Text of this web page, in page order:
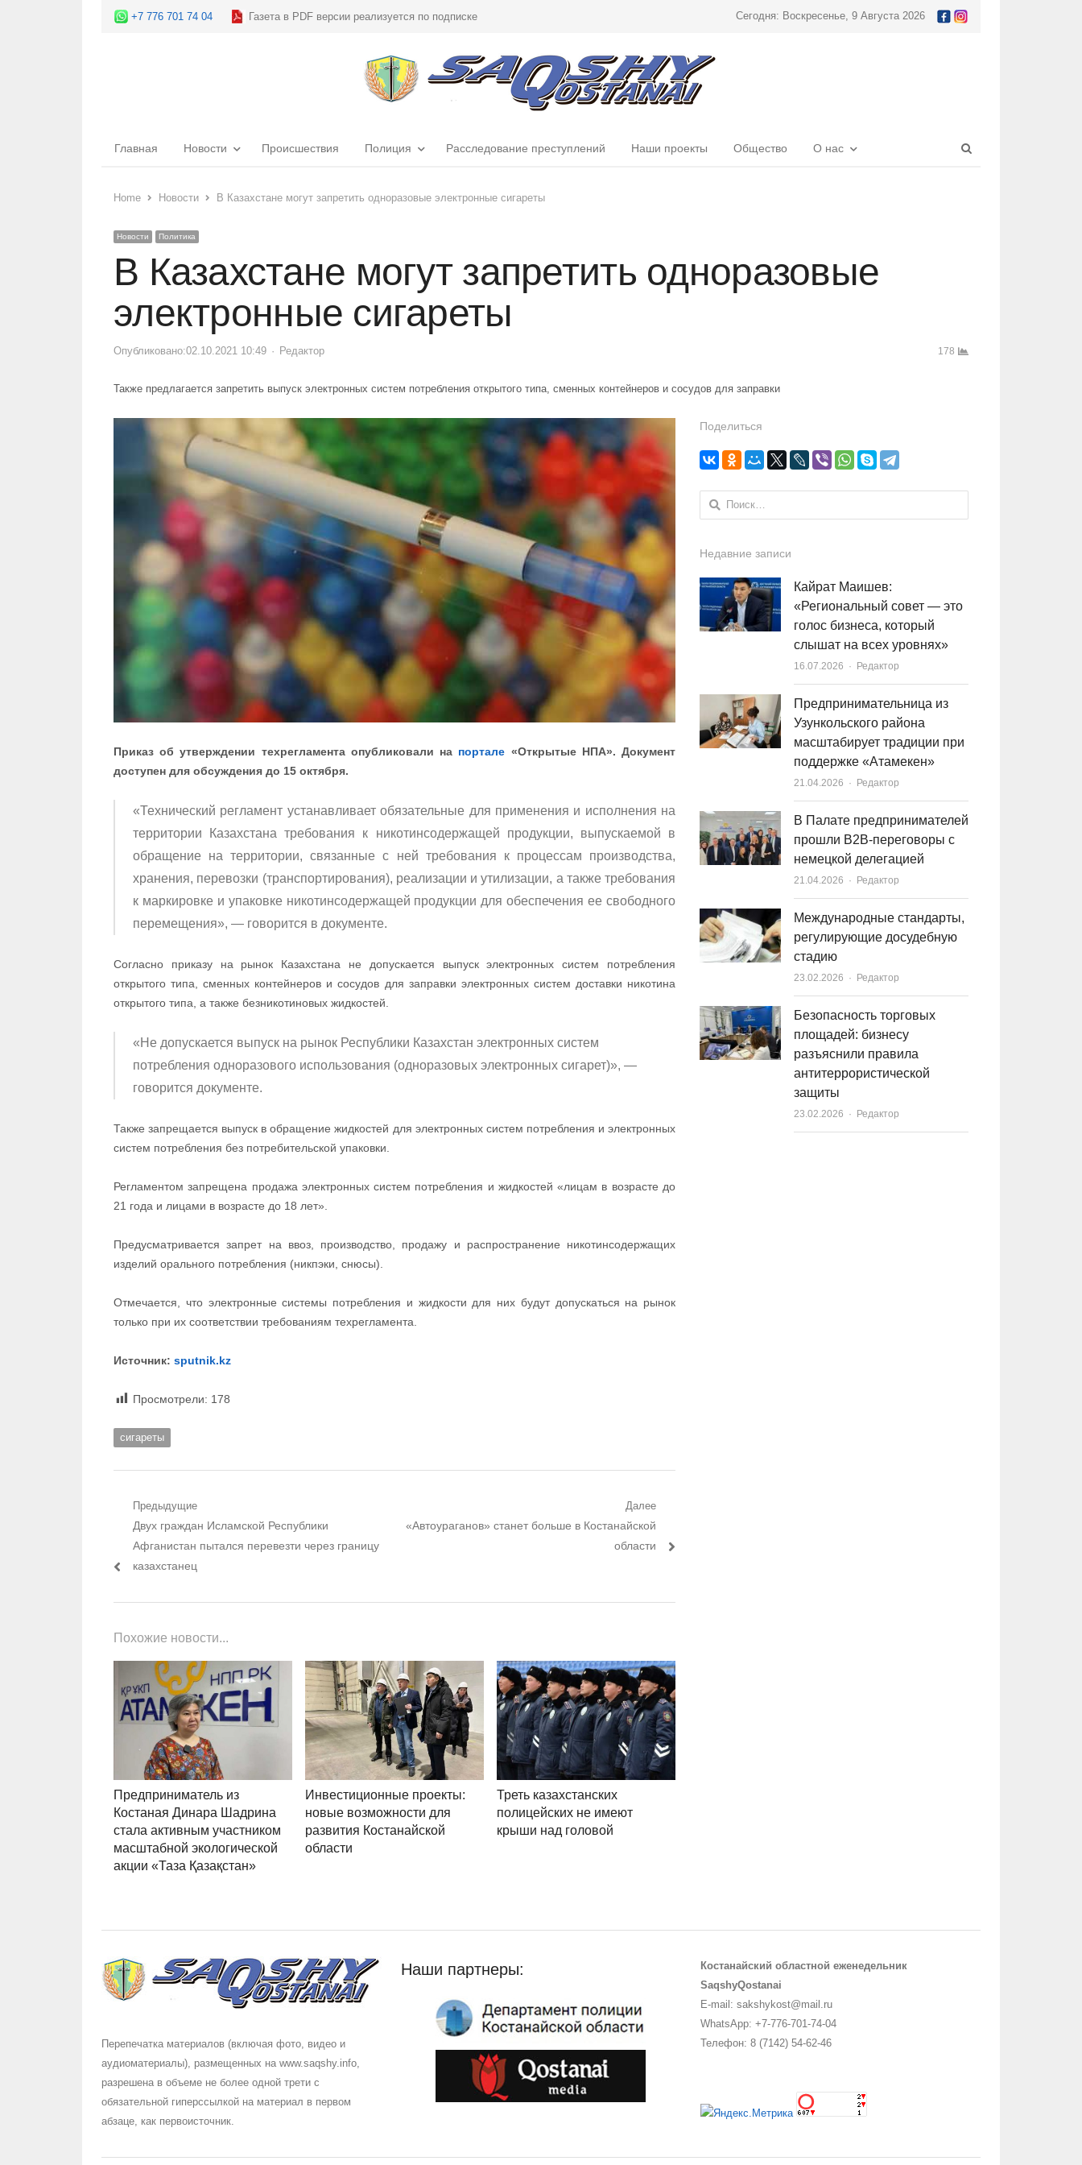
+7 776 701 74 04 Газета в PDF версии реализуется по подписке Сегодня: Воскресенье, 9 Августа 2026
Главная Новости Происшествия Полиция Расследование преступлений Наши проекты Общество О нас
Home
Новости В Казахстане могут запретить одноразовые электронные сигареты
Новости Политика
В Казахстане могут запретить одноразовые
электронные сигареты
Опубликовано:02.10.2021 10:49 Author
Редактор 178
Также предлагается запретить выпуск электронных систем потребления открытого типа, сменных контейнеров и сосудов для заправки
Приказ об утверждении техрегламента опубликовали на портале «Открытые НПА». Документ
доступен для обсуждения до 15 октября.
«Технический регламент устанавливает обязательные для применения и исполнения на
территории Казахстана требования к никотинсодержащей продукции, выпускаемой в
обращение на территории, связанные с ней требования к процессам производства,
хранения, перевозки (транспортирования), реализации и утилизации, а также требования
к маркировке и упаковке никотинсодержащей продукции для обеспечения ее свободного
перемещения», — говорится в документе.
Согласно приказу на рынок Казахстана не допускается выпуск электронных систем потребления
открытого типа, сменных контейнеров и сосудов для заправки электронных систем доставки никотина
открытого типа, а также безникотиновых жидкостей.
«Не допускается выпуск на рынок Республики Казахстан электронных систем
потребления одноразового использования (одноразовых электронных сигарет)», —
говорится документе.
Также запрещается выпуск в обращение жидкостей для электронных систем потребления и электронных
систем потребления без потребительской упаковки.
Регламентом запрещена продажа электронных систем потребления и жидкостей «лицам в возрасте до
21 года и лицами в возрасте до 18 лет».
Предусматривается запрет на ввоз, производство, продажу и распространение никотинсодержащих
изделий орального потребления (никпэки, снюсы).
Отмечается, что электронные системы потребления и жидкости для них будут допускаться на рынок
только при их соответствии требованиям техрегламента.
Источник: sputnik.kz
Просмотрели: 178
сигареты
Навигация по записям
Предыдущие
Предыдущий пост:
Двух граждан Исламской Республики
Афганистан пытался перевезти через границу
казахстанец
Далее
Следующий пост:
«Автоураганов» станет больше в Костанайской
области
Похожие новости...
Предприниматель из
Костаная Динара Шадрина
стала активным участником
масштабной экологической
акции «Таза Қазақстан»
Инвестиционные проекты:
новые возможности для
развития Костанайской
области
Треть казахстанских
полицейских не имеют
крыши над головой
Поделиться
Найти:
Недавние записи
Кайрат Маишев:
«Региональный совет — это
голос бизнеса, который
слышат на всех уровнях»
16.07.2026 Author
Редактор
Предпринимательница из
Узункольского района
масштабирует традиции при
поддержке «Атамекен»
21.04.2026 Author
Редактор
В Палате предпринимателей
прошли B2B-переговоры с
немецкой делегацией
21.04.2026 Author
Редактор
Международные стандарты,
регулирующие досудебную
стадию
23.02.2026 Author
Редактор
Безопасность торговых
площадей: бизнесу
разъяснили правила
антитеррористической
защиты
23.02.2026 Author
Редактор
Перепечатка материалов (включая фото, видео и
аудиоматериалы), размещенных на www.saqshy.info,
разрешена в объеме не более одной трети с
обязательной гиперссылкой на материал в первом
абзаце, как первоисточник.
Наши партнеры:
Костанайский областной еженедельник
SaqshyQostanai
E-mail: sakshykost@mail.ru
WhatsApp: +7-776-701-74-04
Телефон: 8 (7142) 54-62-46